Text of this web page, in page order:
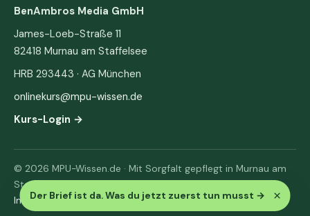
Der Brief ist da. Was du jetzt zuerst tun musst → ×
BenAmbros Media GmbH
James-Loeb-Straße 11
82418 Murnau am Staffelsee
HRB 293443 · AG München
onlinekurs@mpu-wissen.de
Kurs-Login →
© 2026 MPU-Wissen.de · Mit Sorgfalt gepflegt in Murnau am
Staffelsee
Impressum· Datenschutz & AGB